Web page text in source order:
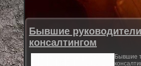
Бывшие
консалтингом
Бывшие